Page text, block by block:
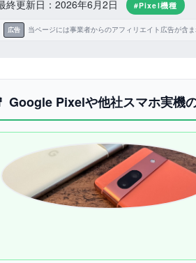
終更新日：2026年6月2日 #Pixel機種
広告 当ページには事業者からのアフィリエイト広告が含ま
Google Pixelや他社スマホ実機